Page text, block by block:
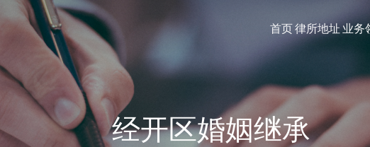
首页律所地址业务
经开区婚姻继承